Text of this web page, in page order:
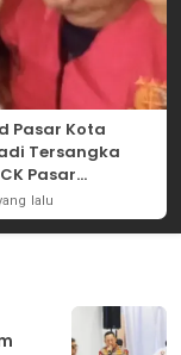
Pasar Kota
Tersangka
Pasar
lalu